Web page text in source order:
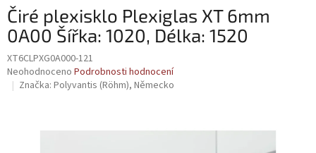
Čiré plexisklo Plexiglas XT 6mm
0A00 Šířka: 1020, Délka: 1520
XT6CLPXG0A000-121
Průměrné
hodnocení
Neohodnoceno Podrobnosti hodnocení
Značka: Polyvantis (Röhm), Německo